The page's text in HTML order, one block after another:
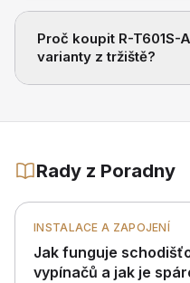
Proč koupit R-T601S-
varianty z tržiště?
Rady z Poradny
INSTALACE A ZAPOJENÍ
Jak funguje
vypínačů a jak je